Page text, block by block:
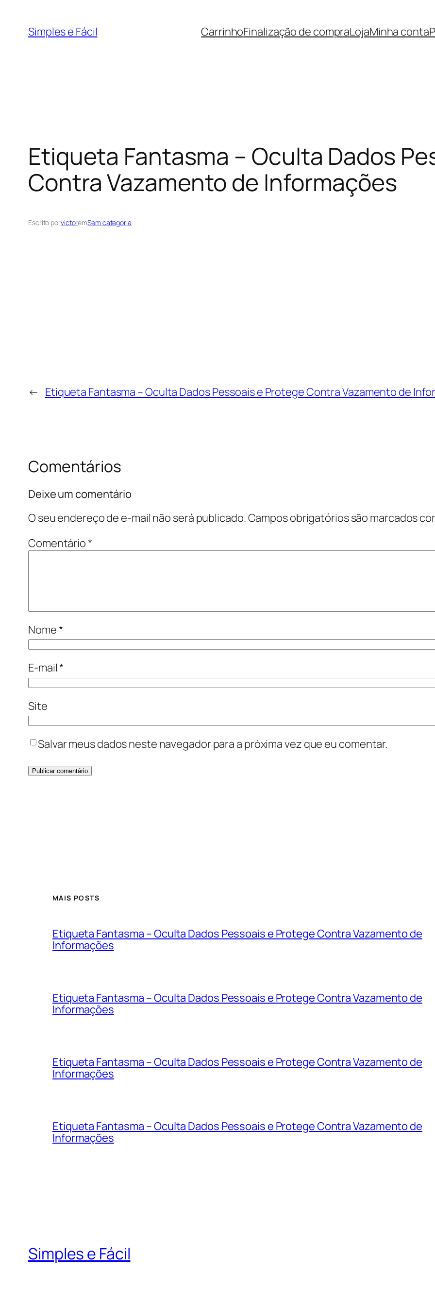
Simples e Fácil CarrinhoFinalização de compraLojaMinha conta
Etiqueta Fantasma – Oculta Dados
Contra Vazamento de Informações
Escrito porvictoremSem categoria
← Etiqueta Fantasma – Oculta Dados Pessoais e Protege Contra Vazamento de
Comentários
Deixe um comentário
O seu endereço de e-mail não será publicado.Campos obrigatórios são marcados
Comentário*
Nome*
E-mail*
Site
Salvar meus dados neste navegador para a próxima vez que eu comentar.
MAIS POSTS
Etiqueta Fantasma – Oculta Dados Pessoais e Protege Contra Vazamento de
Informações
Etiqueta Fantasma – Oculta Dados Pessoais e Protege Contra Vazamento de
Informações
Etiqueta Fantasma – Oculta Dados Pessoais e Protege Contra Vazamento de
Informações
Etiqueta Fantasma – Oculta Dados Pessoais e Protege Contra Vazamento de
Informações
Simples e Fácil